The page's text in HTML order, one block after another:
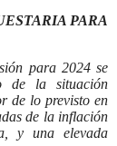
PARA
para 2024 se
de la situación
de lo previsto en
de la inflación
y una elevada